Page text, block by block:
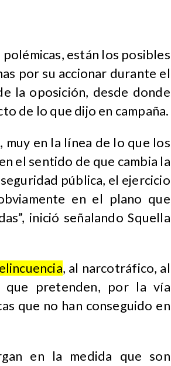
están los posibles
por su accionar durante el
la oposición, desde donde
de lo que dijo en campaña.
muy en la línea de lo que los
el sentido de que cambia la
pública, el ejercicio
en el plano que
inició señalando Squella
, al narcotráfico, al
que pretenden, por la vía
que no han conseguido en
en la medida que son